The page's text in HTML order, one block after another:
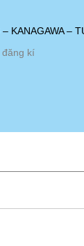
KANAGAWA –
đăng kí